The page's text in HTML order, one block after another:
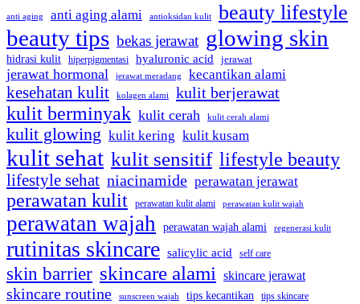
anti aging anti aging alami antioksidan kulit beauty lifestyle
beauty tips bekas jerawat glowing skin
hidrasi kulit hiperpigmentasi hyaluronic acid jerawat
jerawat hormonal jerawat meradang kecantikan alami
kesehatan kulit kolagen alami kulit berjerawat
kulit berminyak kulit cerah kulit cerah alami
kulit glowing kulit kering kulit kusam
kulit sehat kulit sensitif lifestyle beauty
lifestyle sehat niacinamide perawatan jerawat
perawatan kulit perawatan kulit alami perawatan kulit wajah
perawatan wajah perawatan wajah alami regenerasi kulit
rutinitas skincare salicylic acid self care
skin barrier skincare alami skincare jerawat
skincare routine sunscreen wajah tips kecantikan tips skincare